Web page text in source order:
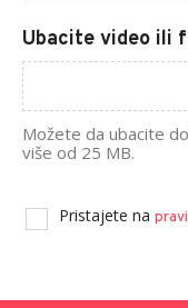
Ubacite video ili
Možete da ubacite
više od 25 MB.
Pristajete na